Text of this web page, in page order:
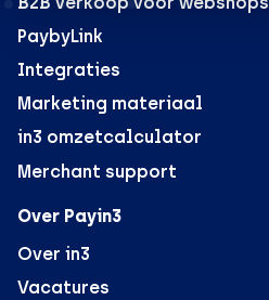
PaybyLink
Integraties
Marketing materiaal
in3 omzetcalculator
Merchant support
Over Payin3
Over in3
Vacatures